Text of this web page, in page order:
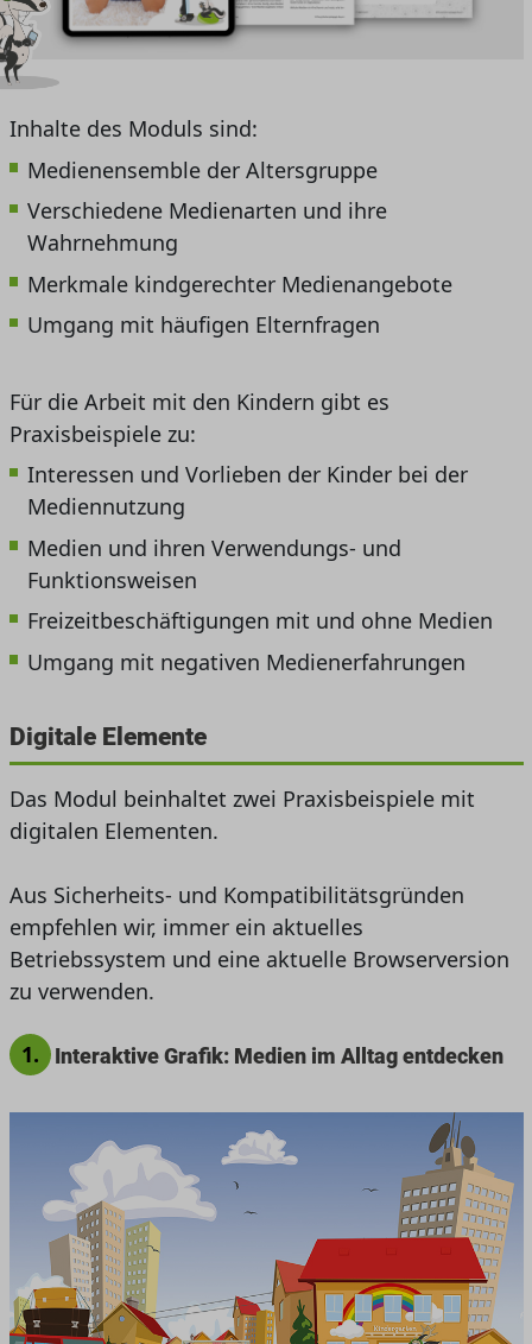
Inhalte des Moduls sind:
Medienensemble der Altersgruppe
Verschiedene Medienarten und ihre
Wahrnehmung
Merkmale kindgerechter Medienangebote
Umgang mit häufigen Elternfragen
Für die Arbeit mit den Kindern gibt es
Praxisbeispiele zu:
Interessen und Vorlieben der Kinder bei der
Mediennutzung
Medien und ihren Verwendungs- und
Funktionsweisen
Freizeitbeschäftigungen mit und ohne Medien
Umgang mit negativen Medienerfahrungen
Digitale Elemente
Das Modul beinhaltet zwei Praxisbeispiele mit
digitalen Elementen.
Aus Sicherheits- und Kompatibilitätsgründen
empfehlen wir, immer ein aktuelles
Betriebssystem und eine aktuelle Browserversion
zu verwenden.
1. Interaktive Grafik: Medien im Alltag entdecken